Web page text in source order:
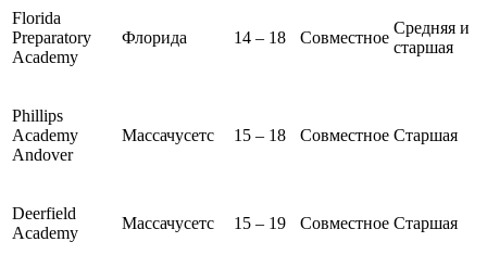
Florida
Preparatory
Academy
Флорида 14 – 18 Совместное
Средняя и
старшая
Phillips
Academy
Andover
Массачусетс 15 – 18 Совместное Старшая
Deerfield
Academy
Массачусетс 15 – 19 Совместное Старшая